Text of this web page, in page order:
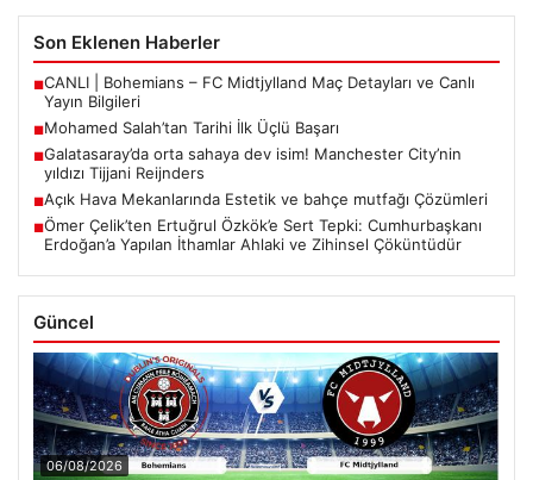
Son Eklenen Haberler
■CANLI | Bohemians – FC Midtjylland Maç Detayları ve Canlı
Yayın Bilgileri
■Mohamed Salah’tan Tarihi İlk Üçlü Başarı
■Galatasaray’da orta sahaya dev isim! Manchester City’nin
yıldızı Tijjani Reijnders
■Açık Hava Mekanlarında Estetik ve bahçe mutfağı Çözümleri
■Ömer Çelik’ten Ertuğrul Özkök’e Sert Tepki: Cumhurbaşkanı
Erdoğan’a Yapılan İthamlar Ahlaki ve Zihinsel Çöküntüdür
Güncel
06/08/2026